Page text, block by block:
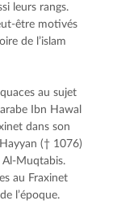
leurs rangs.
être motivés
de l’islam
au sujet
Ibn Hawal
dans son
(† 1076)
Al-Muqtabis.
au Fraxinet
l’époque.